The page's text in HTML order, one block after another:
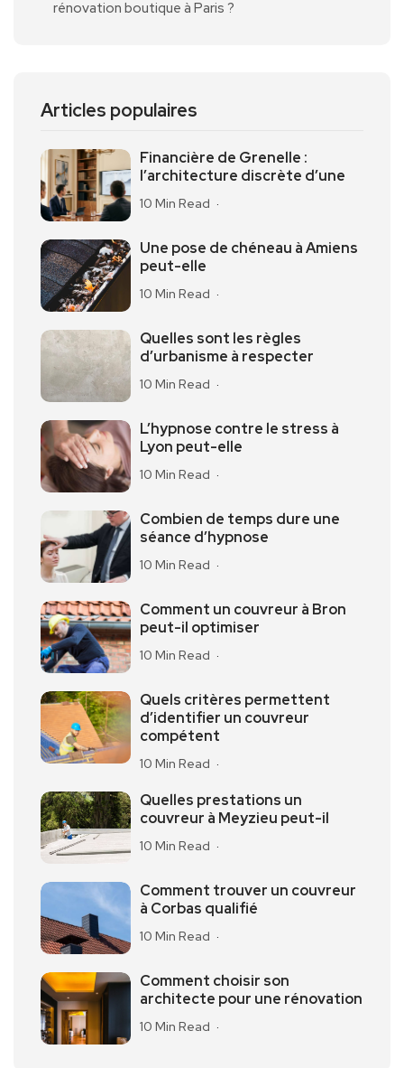
rénovation boutique à Paris ?
Articles populaires
Financière de Grenelle :
l’architecture discrète d’une
10 Min Read
Une pose de chéneau à Amiens
peut-elle
10 Min Read
Quelles sont les règles
d’urbanisme à respecter
10 Min Read
L’hypnose contre le stress à
Lyon peut-elle
10 Min Read
Combien de temps dure une
séance d’hypnose
10 Min Read
Comment un couvreur à Bron
peut-il optimiser
10 Min Read
Quels critères permettent
d’identifier un couvreur
compétent
10 Min Read
Quelles prestations un
couvreur à Meyzieu peut-il
10 Min Read
Comment trouver un couvreur
à Corbas qualifié
10 Min Read
Comment choisir son
architecte pour une rénovation
10 Min Read